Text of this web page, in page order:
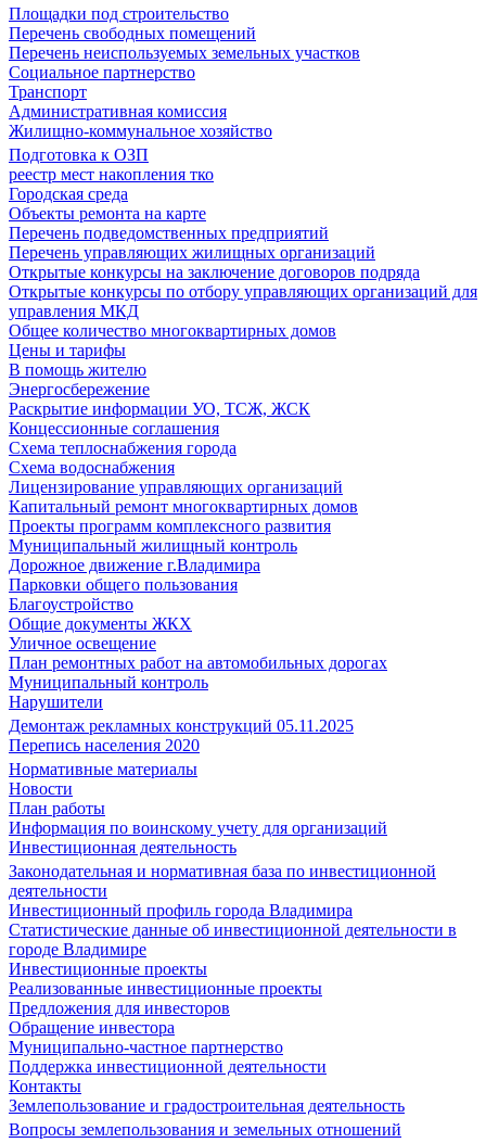
Площадки под строительство
Перечень свободных помещений
Перечень неиспользуемых земельных участков
Социальное партнерство
Транспорт
Административная комиссия
Жилищно-коммунальное хозяйство
Подготовка к ОЗП
реестр мест накопления тко
Городская среда
Объекты ремонта на карте
Перечень подведомственных предприятий
Перечень управляющих жилищных организаций
Открытые конкурсы на заключение договоров подряда
Открытые конкурсы по отбору управляющих организаций для
управления МКД
Общее количество многоквартирных домов
Цены и тарифы
В помощь жителю
Энергосбережение
Раскрытие информации УО, ТСЖ, ЖСК
Концессионные соглашения
Схема теплоснабжения города
Схема водоснабжения
Лицензирование управляющих организаций
Капитальный ремонт многоквартирных домов
Проекты программ комплексного развития
Муниципальный жилищный контроль
Дорожное движение г.Владимира
Парковки общего пользования
Благоустройство
Общие документы ЖКХ
Уличное освещение
План ремонтных работ на автомобильных дорогах
Муниципальный контроль
Нарушители
Демонтаж рекламных конструкций 05.11.2025
Перепись населения 2020
Нормативные материалы
Новости
План работы
Информация по воинскому учету для организаций
Инвестиционная деятельность
Законодательная и нормативная база по инвестиционной
деятельности
Инвестиционный профиль города Владимира
Статистические данные об инвестиционной деятельности в
городе Владимире
Инвестиционные проекты
Реализованные инвестиционные проекты
Предложения для инвесторов
Обращение инвестора
Муниципально-частное партнерство
Поддержка инвестиционной деятельности
Контакты
Землепользование и градостроительная деятельность
Вопросы землепользования и земельных отношений